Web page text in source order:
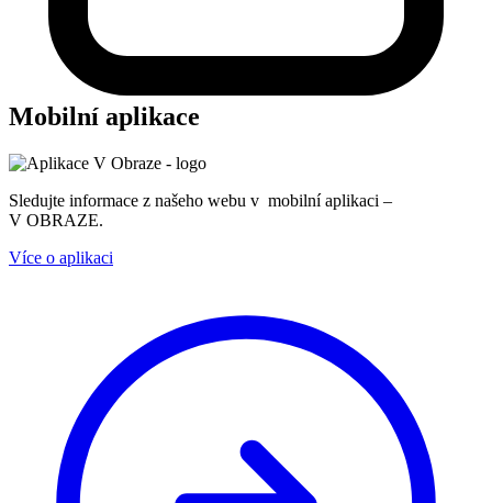
Mobilní aplikace
Sledujte informace z našeho webu v mobilní aplikaci –
V OBRAZE.
Více o aplikaci